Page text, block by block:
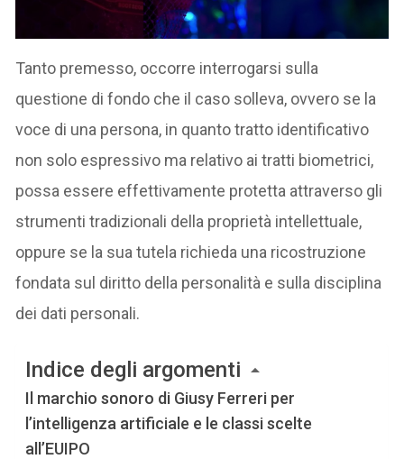
Tanto premesso, occorre interrogarsi sulla
questione di fondo che il caso solleva, ovvero se la
voce di una persona, in quanto tratto identificativo
non solo espressivo ma relativo ai tratti biometrici,
possa essere effettivamente protetta attraverso gli
strumenti tradizionali della proprietà intellettuale,
oppure se la sua tutela richieda una ricostruzione
fondata sul diritto della personalità e sulla disciplina
dei dati personali.
Indice degli argomenti
Il marchio sonoro di Giusy Ferreri per
l’intelligenza artificiale e le classi scelte
all’EUIPO